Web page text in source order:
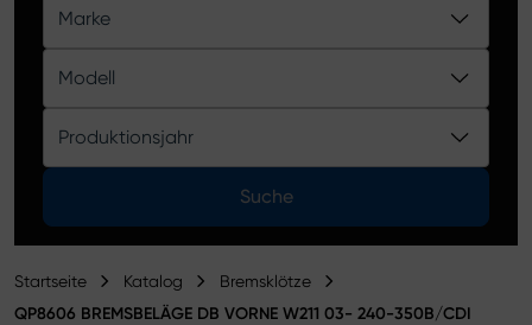
Produktkatalog
Marke
Modell
Produktionsjahr
Suche
Startseite Katalog Bremsklötze
QP8606 BREMSBELÄGE DB VORNE W211 03- 240-350B/CDI